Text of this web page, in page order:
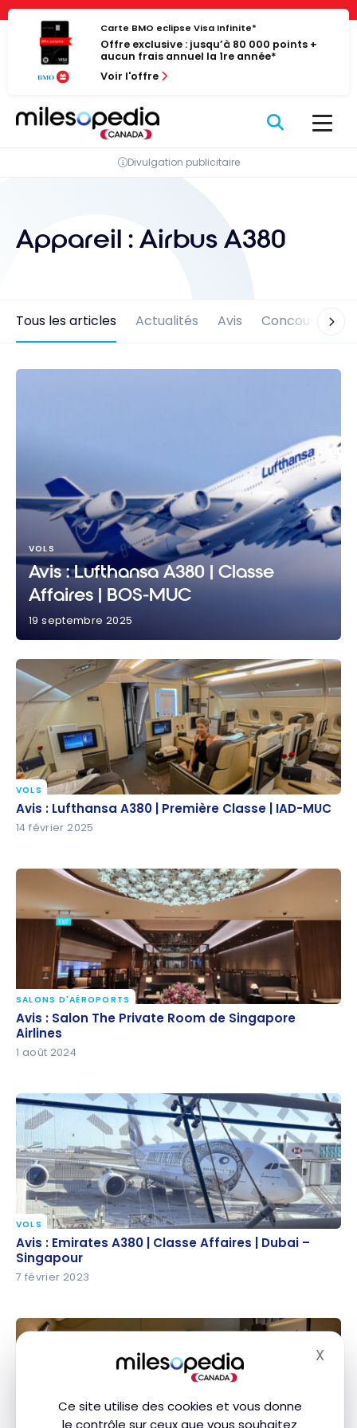
Panneau de gestion des cookies
Ce site utilise des cookies et vous donne
le contrôle sur ceux que vous souhaitez
X
Passer
contenu
Carte BMO eclipse Visa Infinite*
Offre exclusive : jusqu’à 80 000 points +
aucun frais annuel la 1re année*
Voir l'offre
Divulgation publicitaire
Appareil : Airbus A380
Tous les articles Actualités Avis Concours
VOLS
Avis : Lufthansa A380 | Classe
Affaires | BOS-MUC
19 septembre 2025
Avis : Lufthansa A380 | Première Classe | IAD-MUC
VOLS
Avis : Lufthansa A380 | Première Classe | IAD-MUC
14 février 2025
Avis : Salon The Private Room de Singapore Airlines
SALONS D'AÉROPORTS
Avis : Salon The Private Room de Singapore
Airlines
1 août 2024
Avis : Emirates A380 | Classe Affaires | Dubai –
Singapour
VOLS
Avis : Emirates A380 | Classe Affaires | Dubai –
Singapour
7 février 2023